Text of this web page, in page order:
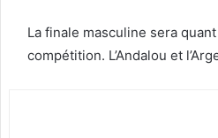
La finale masculine sera
compétition. L’Andalou et